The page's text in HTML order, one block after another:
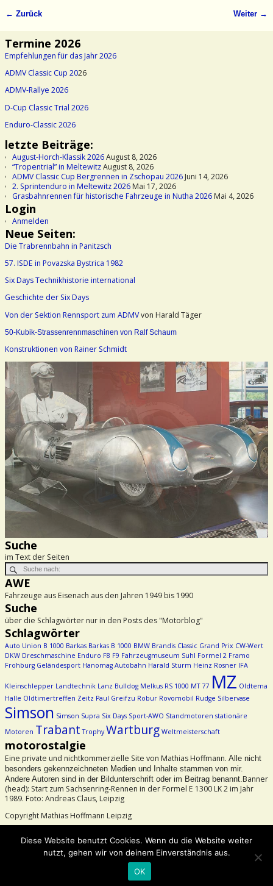
← Zurück Weiter →
Termine 2026
Empfehlungen für das Jahr 2026
ADMV Classic Cup 2026
ADMV-Rallye 2026
D-Cup Classic Trial 2026
Enduro-Classic 2026
letzte Beiträge:
August-Horch-Klassik 2026August 8, 2026
“Tropentrial” in MeltewitzAugust 8, 2026
ADMV Classic Cup Bergrennen in Zschopau 2026Juni 14, 2026
2. Sprintenduro in Meltewitz 2026Mai 17, 2026
Grasbahnrennen für historische Fahrzeuge in Nutha 2026Mai 4, 2026
Login
Anmelden
Neue Seiten:
Die Trabrennbahn in Panitzsch
57. ISDE in Povazska Bystrica 1982
Six Days Technikhistorie international
Geschichte der Six Days
Von der Sektion Rennsport zum ADMVvon Harald Täger
50-Kubik-Strassenrennmaschinen von Ralf Schaum
Konstruktionen von Rainer Schmidt
Suche
im Text der Seiten
AWE
Fahrzeuge aus Eisenach aus den Jahren 1949 bis 1990
Suche
über die Schlagwörter nur in den Posts des "Motorblog"
Schlagwörter
Auto Union B 1000 Barkas Barkas B 1000 BMW Brandis Classic Grand Prix CW-Wert
DKW Dreschmaschine Enduro F8 F9 Fahrzeugmuseum Suhl Formel 2 Framo
Frohburg Geländesport Hanomag Autobahn Harald Sturm Heinz Rosner IFA
Kleinschlepper Landtechnik Lanz Bulldog Melkus RS 1000 MT 77 MZ Oldtema
Halle Oldtimertreffen Zeitz Paul Greifzu Robur Rovomobil Rudge Silbervase
Simson Simson Supra Six Days Sport-AWO Standmotoren stationäre
Motoren Trabant Trophy Wartburg Weltmeisterschaft
motorostalgie
Eine private und nichtkommerzielle Site von Mathias Hoffmann. Alle nicht
besonders gekennzeichneten Medien und Inhalte stammen von mir.
Andere Autoren sind in der Bildunterschrift oder im Beitrag benannt. Banner
(head): Start zum Sachsenring-Rennen in der Formel E 1300 LK 2 im Jahr
1989. Foto: Andreas Claus, Leipzig
Copyright Mathias Hoffmann Leipzig
Weaver Xtreme Theme
Diese Website benutzt Cookies. Wenn du die Website weiter
nutzt, gehen wir von deinem Einverständnis aus.
OK